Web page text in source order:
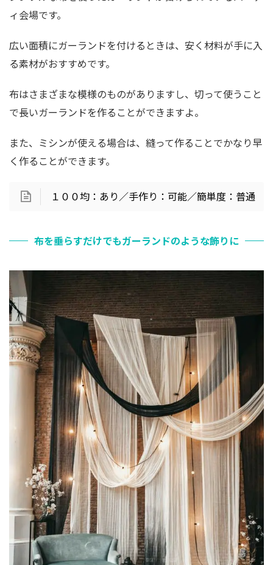
ィ会場です。
広い面積にガーランドを付けるときは、安く材料が手に入
る素材がおすすめです。
布はさまざまな模様のものがありますし、切って使うこと
で長いガーランドを作ることができますよ。
また、ミシンが使える場合は、縫って作ることでかなり早
く作ることができます。
１００均：あり／手作り：可能／簡単度：普通
布を垂らすだけでもガーランドのような飾りに